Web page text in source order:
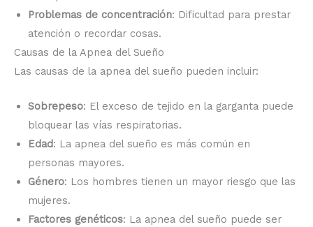
Problemas de concentración: Dificultad para prestar
atención o recordar cosas.
Causas de la Apnea del Sueño
Las causas de la apnea del sueño pueden incluir:
Sobrepeso: El exceso de tejido en la garganta puede
bloquear las vías respiratorias.
Edad: La apnea del sueño es más común en
personas mayores.
Género: Los hombres tienen un mayor riesgo que las
mujeres.
Factores genéticos: La apnea del sueño puede ser